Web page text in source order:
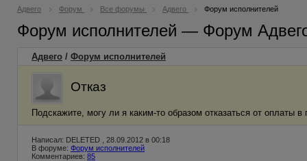
Адвего Форум Все форумы Адвего Форум исполнителей
Форум исполнителей — Форум
Адвего / Форум исполнителей
Отказ
Подскажите, могу ли я каким-то образом отказаться от оплаты
Написал: DELETED , 28.09.2012 в 00:18
В форуме: Форум исполнителей
Комментариев: 85